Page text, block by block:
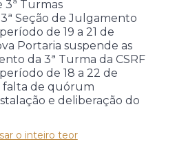
3ª Turmas
Seção de Julgamento
de 19 a 21 de
Portaria suspende as
da 3ª Turma da CSRF
de 18 a 22 de
falta de quórum
e deliberação do
o inteiro teor